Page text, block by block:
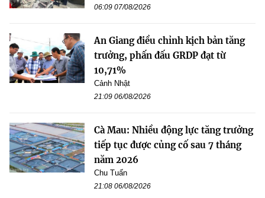
06:09 07/08/2026
An Giang điều chỉnh kịch bản tăng
trưởng, phấn đấu GRDP đạt từ
10,71%
Cảnh Nhật
21:09 06/08/2026
Cà Mau: Nhiều động lực tăng trưởng
tiếp tục được củng cố sau 7 tháng
năm 2026
Chu Tuấn
21:08 06/08/2026